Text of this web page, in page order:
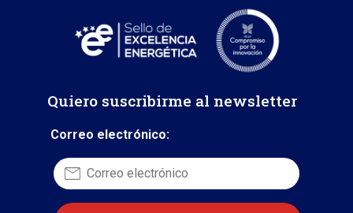
Quiero suscribirme al newsletter
Correo electrónico: